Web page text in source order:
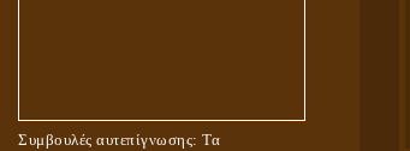
Συμβουλές αυτεπίγνωσης: Τα